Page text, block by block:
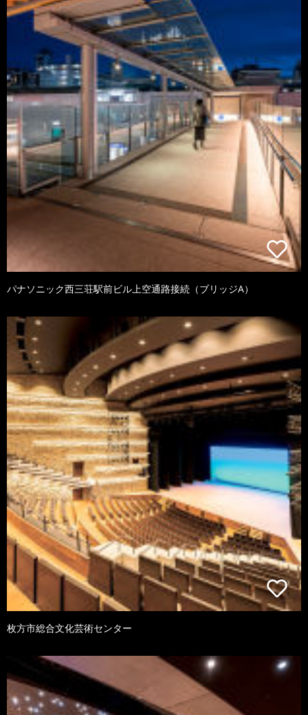
パナソニック西三荘駅前ビル上空通路接続（ブリッジA）
枚方市総合文化芸術センター